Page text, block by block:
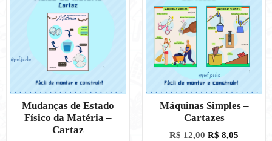
Mudanças de Estado
Físico da Matéria –
Cartaz
Máquinas Simples –
Cartazes
R$12,00 R$ 8,05